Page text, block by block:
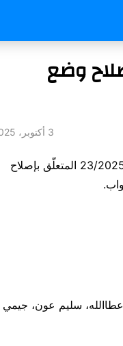
وضع
3 أكتوبر، 2025
أصدر المجلس الدستوري، اليوم، قراراً قضى بإبطال جزئي للقانون الرقم 23/2025 المتعلّق بإصلاح
سليم عون، جيمي